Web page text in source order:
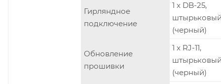
Гирляндное
подключение
1 x DB-25,
(черный)
Обновление
прошивки
1 x RJ-11,
(черный)